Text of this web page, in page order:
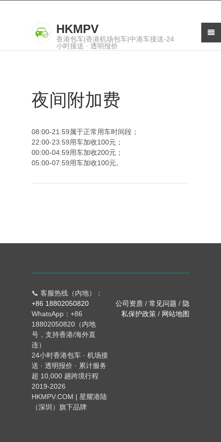
HKMPV
香港包车|香港机场包车|中港车接送-24
小时接送 · 透明报价
夜间附加费
08:00-21:59属于正常用车时间段；
22:00-23:59用车加收100元；
00:00-04:59用车加收200元；
05:00-07:59用车加收100元。
📞 客服热线（内地）：
+86 18802050820
WhatsApp：+86
18802050820（内地
号，支持香港/海外直
连）
24小时香港包车 · 机场接
送 · 透明报价 · 累计服务
超 10,000 趟跨境行程
2019-2026
HKMPV.COM | 星耀港陆
（深圳）旗下品牌
公司资质 / 常见问题 / 隐
私保护政策 / 网站地图